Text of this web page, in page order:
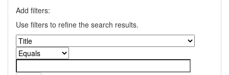
Add filters:
Use filters to refine the search results.